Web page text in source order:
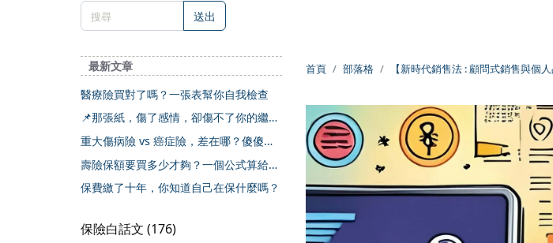
送出
最新文章
醫療險買對了嗎？一張表幫你自我檢查
📌那張紙，傷了感情，卻傷不了你的繼承
權
重大傷病險 vs 癌症險，差在哪？傻傻分
不清楚
壽險保額要買多少才夠？一個公式算給你
看
保費繳了十年，你知道自己在保什麼嗎？
保險白話文 (176)
首頁 部落格 【新時代銷售法 : 顧問式銷售與個人